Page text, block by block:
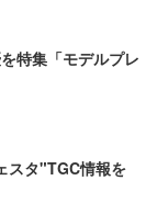
特集「モデルプレ
スタ"TGC情報を